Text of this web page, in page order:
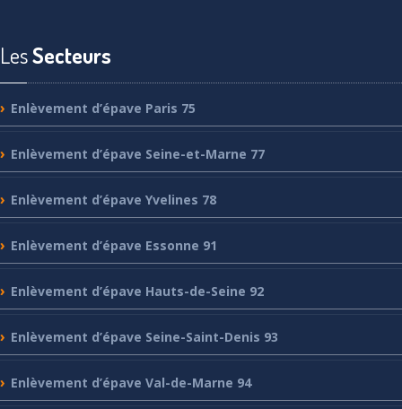
LesSecteurs
Enlèvement d’épave Paris 75
Enlèvement d’épave Seine-et-Marne 77
Enlèvement d’épave Yvelines 78
Enlèvement d’épave Essonne 91
Enlèvement d’épave Hauts-de-Seine 92
Enlèvement d’épave Seine-Saint-Denis 93
Enlèvement d’épave Val-de-Marne 94